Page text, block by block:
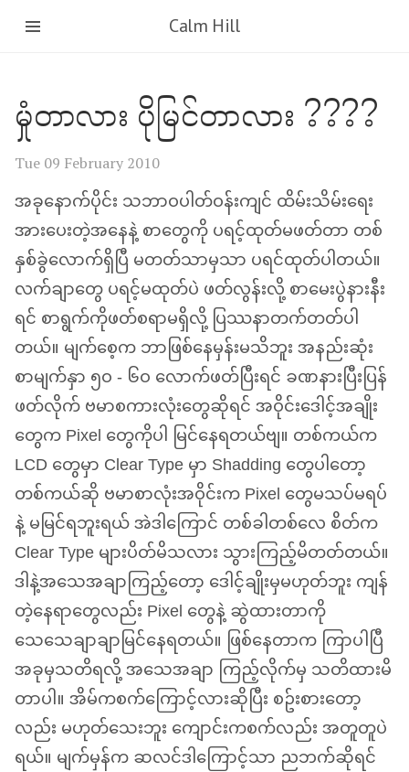
Calm Hill
မှုံတာလား ပိုမြင်တာလား ????
Tue 09 February 2010
အခုနောက်ပိုင်း သဘာဝပါတ်ဝန်းကျင် ထိမ်းသိမ်းရေး
အားပေးတဲ့အနေနဲ့ စာတွေကို ပရင့်ထုတ်မဖတ်တာ တစ်
နှစ်ခွဲလောက်ရှိပြီ မတတ်သာမှသာ ပရင်ထုတ်ပါတယ်။
လက်ချာတွေ ပရင့်မထုတ်ပဲ ဖတ်လွန်းလို့ စာမေးပွဲနားနီး
ရင် စာရွက်ကိုဖတ်စရာမရှိလို့ ပြဿနာတက်တတ်ပါ
တယ်။ မျက်စေ့က ဘာဖြစ်နေမှန်းမသိဘူး အနည်းဆုံး
စာမျက်နှာ ၅ဝ - ၆ဝ လောက်ဖတ်ပြီးရင် ခဏနားပြီးပြန်
ဖတ်လိုက် ဗမာစကားလုံးတွေဆိုရင် အဝိုင်းဒေါင့်အချိုး
တွေက Pixel တွေကိုပါ မြင်နေရတယ်ဗျ။ တစ်ကယ်က
LCDတွေမှာ Clear Type မှာ Shadding တွေပါတော့
တစ်ကယ်ဆို ဗမာစာလုံးအဝိုင်းက Pixel တွေမသပ်မရပ်
နဲ့ မမြင်ရဘူးရယ် အဲဒါကြောင် တစ်ခါတစ်လေ စိတ်က
Clear Type များပိတ်မိသလား သွားကြည့်မိတတ်တယ်။
ဒါနဲ့အသေအချာကြည့်တော့ ဒေါင့်ချိုးမှမဟုတ်ဘူး ကျန်
တဲ့နေရာတွေလည်း Pixel တွေနဲ့ ဆွဲထားတာကို
သေသေချာချာမြင်နေရတယ်။ ဖြစ်နေတာက ကြာပါပြီ
အခုမှသတိရလို့ အသေအချာ ကြည့်လိုက်မှ သတိထားမိ
တာပါ။ အိမ်ကစက်ကြောင့်လားဆိုပြီး စဥ်းစားတော့
လည်း မဟုတ်သေးဘူး ကျောင်းကစက်လည်း အတူတူပဲ
ရယ်။ မျက်မှန်က ဆလင်ဒါကြောင့်သာ ညဘက်ဆိုရင်